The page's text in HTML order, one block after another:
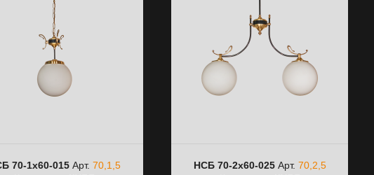
70-1х60-015 Арт.70,1,5
НСБ 70-2х60-025Арт. 70,2,5